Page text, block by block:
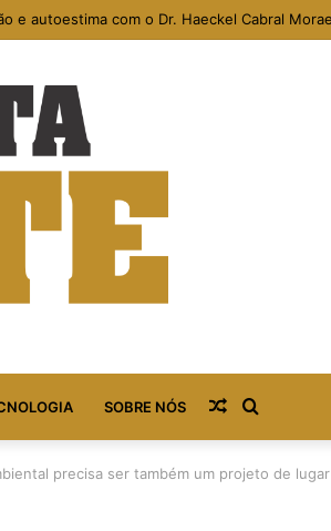
vulneráveis
SOBRE NÓS
por
Artigo
aleatório
precisa ser também um projeto de lugar